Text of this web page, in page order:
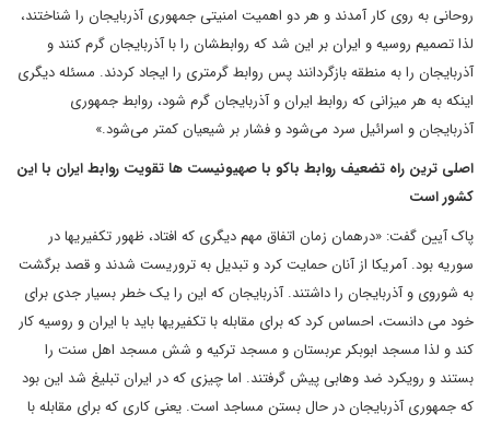
روحانی به روی کار آمدند و هر دو اهمیت امنیتی جمهوری آذربایجان را شناختند،
لذا تصمیم روسیه و ایران بر این شد که روابطشان را با آذربایجان گرم کنند و
آذربایجان را به منطقه بازگردانند پس روابط گرمتری را ایجاد کردند. مسئله دیگری
اینکه به هر میزانی که روابط ایران و آذربایجان گرم شود، روابط جمهوری
آذربایجان و اسرائیل سرد می‌شود و فشار بر شیعیان کمتر می‌شود.»
اصلی ترین راه تضعیف روابط باکو با صهیونیست ها تقویت روابط ایران با این
کشور است
پاک آیین گفت: «درهمان زمان اتفاق مهم دیگری که افتاد، ظهور تکفیری‎ها در
سوریه بود. آمریکا از آنان حمایت کرد و تبدیل به تروریست شدند و قصد برگشت
به شوروی و آذربایجان را داشتند. آذربایجان که این را یک خطر بسیار جدی برای
خود می دانست، احساس کرد که برای مقابله با تکفیری‎ها باید با ایران و روسیه کار
کند و لذا مسجد ابوبکر عربستان و مسجد ترکیه و شش مسجد اهل سنت را
بستند و رویکرد ضد وهابی پیش گرفتند. اما چیزی که در ایران تبلیغ شد این بود
که جمهوری آذربایجان در حال بستن مساجد است. یعنی کاری که برای مقابله با